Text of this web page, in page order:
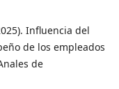
Influencia del
de los empleados
de